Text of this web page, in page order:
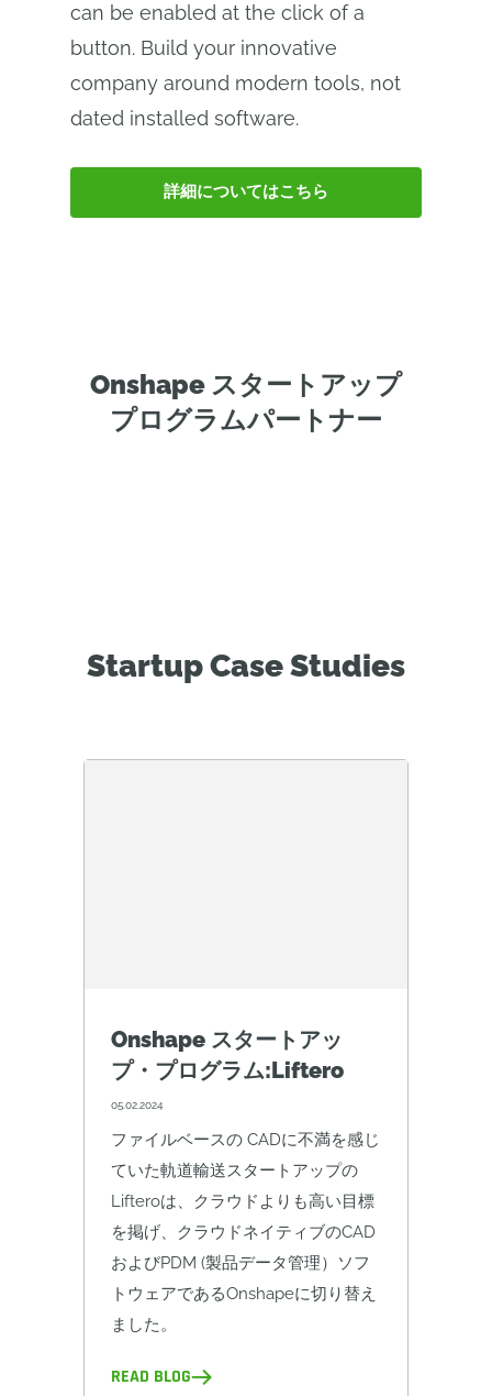
can be enabled at the click of a
button. Build your innovative
company around modern tools, not
dated installed software.
詳細についてはこちら
Onshape スタートアップ
プログラムパートナー
Startup Case Studies
Onshape スタートアッ
プ・プログラム:Liftero
05.02.2024
ファイルベースの CADに不満を感じ
ていた軌道輸送スタートアップの
Lifteroは、クラウドよりも高い目標
を掲げ、クラウドネイティブのCAD
およびPDM (製品データ管理）ソフ
トウェアであるOnshapeに切り替え
ました。
READ BLOG